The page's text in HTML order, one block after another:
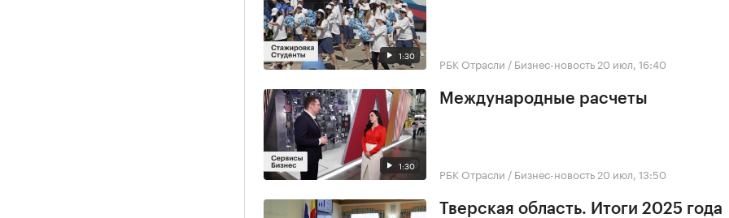
1:30 РБК Отрасли / Бизнес-новость 20 июл, 16:40
1:30
Международные расчеты
РБК Отрасли / Бизнес-новость 20 июл, 13:50
Тверская область. Итоги 2025 года